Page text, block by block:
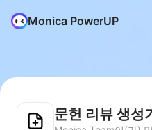
Monica PowerUP
문헌 리뷰 생성